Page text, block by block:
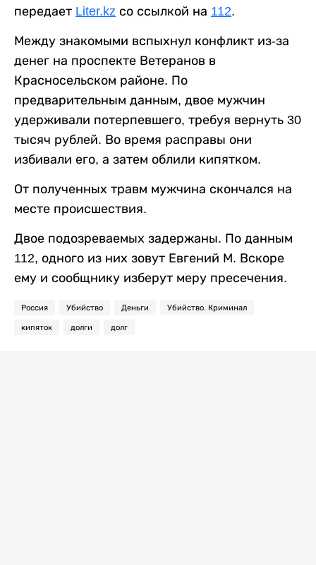
передает Liter.kz со ссылкой на 112.
Между знакомыми вспыхнул конфликт из-за
денег на проспекте Ветеранов в
Красносельском районе. По
предварительным данным, двое мужчин
удерживали потерпевшего, требуя вернуть 30
тысяч рублей. Во время расправы они
избивали его, а затем облили кипятком.
От полученных травм мужчина скончался на
месте происшествия.
Двое подозреваемых задержаны. По данным
112, одного из них зовут Евгений М. Вскоре
ему и сообщнику изберут меру пресечения.
Россия Убийство Деньги Убийство. Криминал
кипяток долги долг